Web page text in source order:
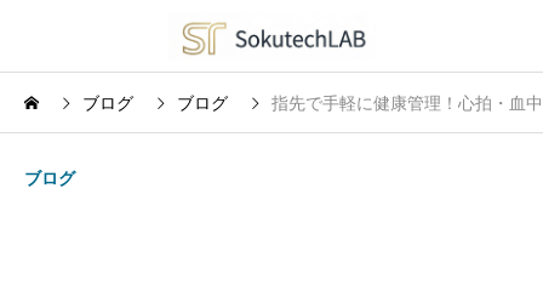
ブログ ブログ 指先で手軽に健康管理！心拍・血
ブログ